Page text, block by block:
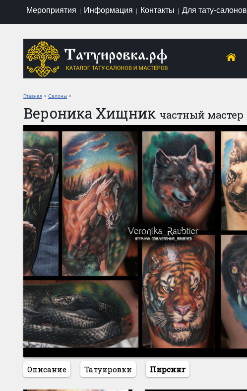
Мероприятия Информация Контакты Для тату-салонов
Главная > Салоны >
Вероника Хищник частный мастер
Описание Татуировки Пирсинг